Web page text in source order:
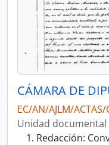
CÁMARA DE
EC/AN/AJLM/
Unidad
Redacción: